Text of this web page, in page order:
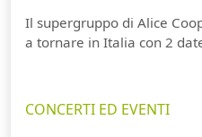
Il supergruppo di Alice
a tornare in Italia con 2
CONCERTI ED EVENTI